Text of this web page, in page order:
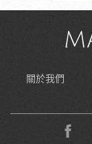
關於我們